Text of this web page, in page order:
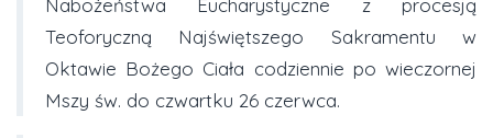
Nabożeństwa Eucharystyczne z procesją
Teoforyczną Najświętszego Sakramentu w
Oktawie Bożego Ciała codziennie po wieczornej
Mszy św. do czwartku 26 czerwca.